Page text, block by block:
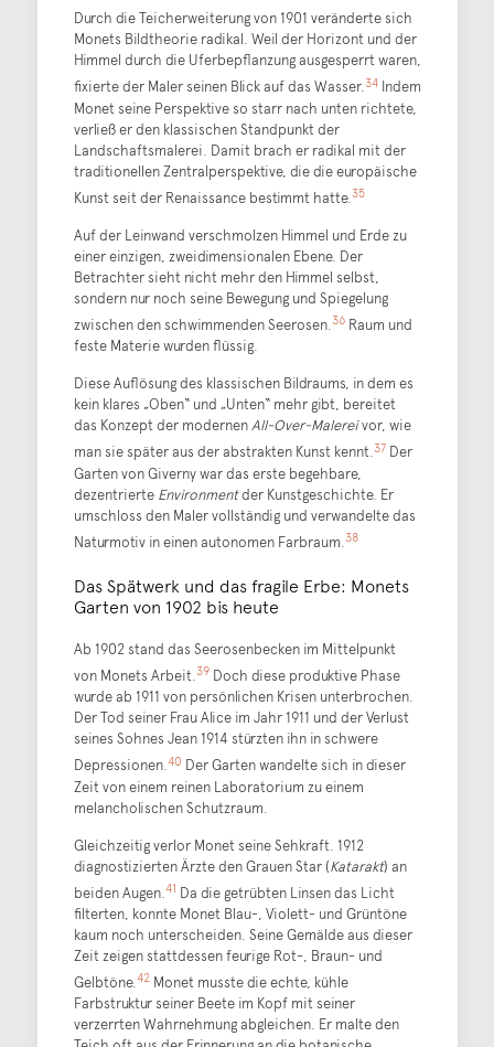
Durch die Teicherweiterung von 1901 veränderte sich
Monets Bildtheorie radikal. Weil der Horizont und der
Himmel durch die Uferbepflanzung ausgesperrt waren,
fixierte der Maler seinen Blick auf das Wasser.34Indem
Monet seine Perspektive so starr nach unten richtete,
verließ er den klassischen Standpunkt der
Landschaftsmalerei. Damit brach er radikal mit der
traditionellen Zentralperspektive, die die europäische
Kunst seit der Renaissance bestimmt hatte.35
Auf der Leinwand verschmolzen Himmel und Erde zu
einer einzigen, zweidimensionalen Ebene. Der
Betrachter sieht nicht mehr den Himmel selbst,
sondern nur noch seine Bewegung und Spiegelung
zwischen den schwimmenden Seerosen.36Raum und
feste Materie wurden flüssig.
Diese Auflösung des klassischen Bildraums, in dem es
kein klares „Oben“ und „Unten“ mehr gibt, bereitet
das Konzept der modernenAll-Over-Malereivor, wie
man sie später aus der abstrakten Kunst kennt.37Der
Garten von Giverny war das erste begehbare,
dezentrierte Environmentder Kunstgeschichte. Er
umschloss den Maler vollständig und verwandelte das
Naturmotiv in einen autonomen Farbraum.38
Das Spätwerk und das fragile Erbe: Monets
Garten von 1902 bis heute
Ab 1902 stand das Seerosenbecken im Mittelpunkt
von Monets Arbeit.39Doch diese produktive Phase
wurde ab 1911 von persönlichen Krisen unterbrochen.
Der Tod seiner Frau Alice im Jahr 1911 und der Verlust
seines Sohnes Jean 1914 stürzten ihn in schwere
Depressionen.40 Der Garten wandelte sich in dieser
Zeit von einem reinen Laboratorium zu einem
melancholischen Schutzraum.
Gleichzeitig verlor Monet seine Sehkraft. 1912
diagnostizierten Ärzte den Grauen Star (Katarakt) an
beiden Augen.41 Da die getrübten Linsen das Licht
filterten, konnte Monet Blau-, Violett- und Grüntöne
kaum noch unterscheiden. Seine Gemälde aus dieser
Zeit zeigen stattdessen feurige Rot-, Braun- und
Gelbtöne.42Monet musste die echte, kühle
Farbstruktur seiner Beete im Kopf mit seiner
verzerrten Wahrnehmung abgleichen. Er malte den